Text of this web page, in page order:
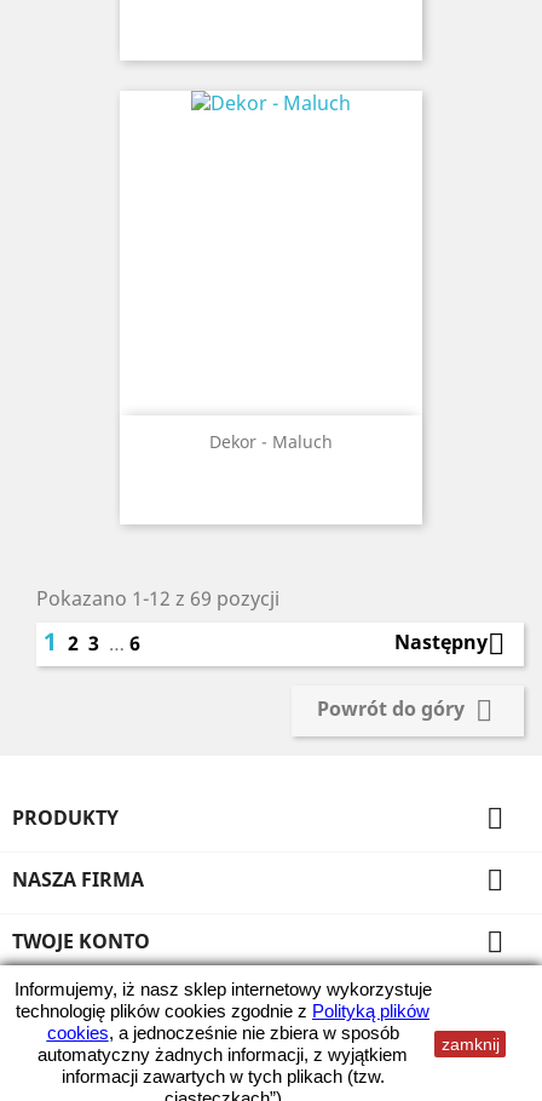
Informujemy, iż nasz sklep internetowy wykorzystuje
technologię plików cookies zgodnie z Polityką plików
cookies, a jednocześnie nie zbiera w sposób
automatyczny żadnych informacji, z wyjątkiem
informacji zawartych w tych plikach (tzw.
zamknij
Dekor - Maluch
Pokazano 1-12 z 69 pozycji
1 2 3 … 6 Następny
Powrót do góry 
PRODUKTY 
NASZA FIRMA 
TWOJE KONTO 
INFORMACJA O SKLEPIE
Wszystkie ceny zawierają podatek VAT
© 2026 - Kami Ranty